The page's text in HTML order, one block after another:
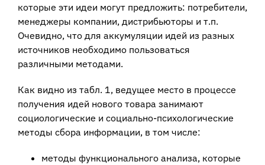
которые эти идеи могут предложить: потребители,
менеджеры компании, дистрибьюторы и т.п.
Очевидно, что для аккумуляции идей из разных
источников необходимо пользоваться
различными методами.
Как видно из табл. 1, ведущее место в процессе
получения идей нового товара занимают
социологические и социально-психологические
методы сбора информации, в том числе:
методы функционального анализа, которые